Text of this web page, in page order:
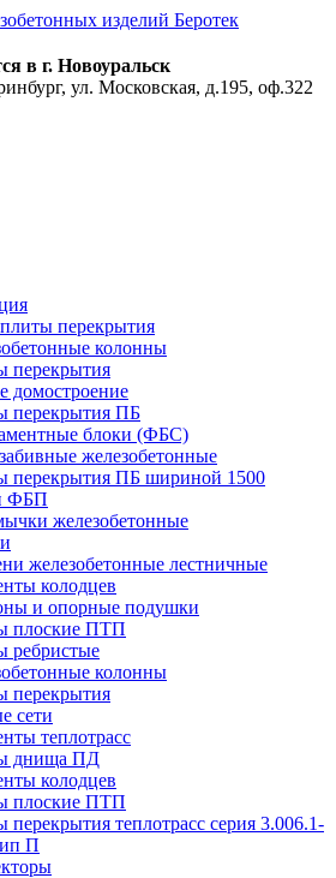
в г. Новоуральск
, ул. Московская, д.195, оф.322
перекрытия
колонны
перекрытия
домостроение
перекрытия ПБ
блоки (ФБС)
железобетонные
перекрытия ПБ шириной 1500
ФБП
железобетонные
железобетонные лестничные
колодцев
и опорные подушки
плоские ПТП
ребристые
колонны
перекрытия
сети
теплотрасс
днища ПД
колодцев
плоские ПТП
перекрытия теплотрасс серия 3.006.1-
П